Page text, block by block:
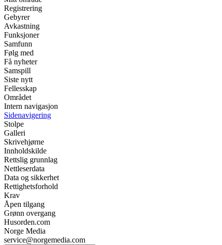
Registrering
Gebyrer
Avkastning
Funksjoner
Samfunn
Følg med
Få nyheter
Samspill
Siste nytt
Fellesskap
Området
Intern navigasjon
Sidenavigering
Stolpe
Galleri
Skrivehjørne
Innholdskilde
Rettslig grunnlag
Nettleserdata
Data og sikkerhet
Rettighetsforhold
Krav
Åpen tilgang
Grønn overgang
Husorden.com
Norge Media
service@norgemedia.com